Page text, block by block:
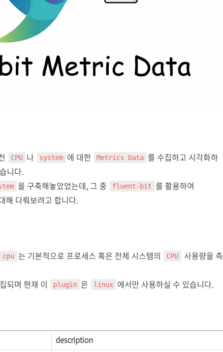
CPU 나 system 에 대한 Metrics Data 를 수집하고 시각화하
니다.
을 구축해놓았었는데, 그 중 fluent-bit 를 활용하여
해 다뤄보려고 합니다.
cpu 는 기본적으로 프로세스 혹은 전체 시스템의 CPU
사용량을 측
되며 현재 이
plugin 은 linux 에서만 사용하실 수 있습니다.
description